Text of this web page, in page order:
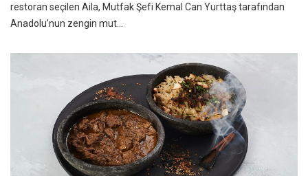
restoran seçilen Aila, Mutfak Şefi Kemal Can Yurttaş tarafından
Anadolu’nun zengin mut...